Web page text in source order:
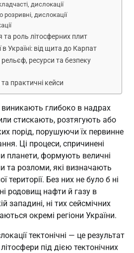
дислокації
розривні, дислокації
та роль літосферних плит
в Україні: від щита до Карпат
ресурси та безпеку
практичні кейси
виникають глибоко в надрах
стискають, розтягують або
порід, порушуючи їх первинне
Ці процеси, спричинені
планети, формують величні
та розломи, які визначають
території. Без них не було б ні
родовищ нафти й газу в
западині, ні тих сейсмічних
окремі регіони України.
тектонічні — це результат
під дією тектонічних